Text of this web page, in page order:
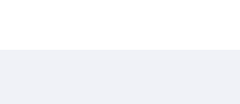
кабіну в чистоті.